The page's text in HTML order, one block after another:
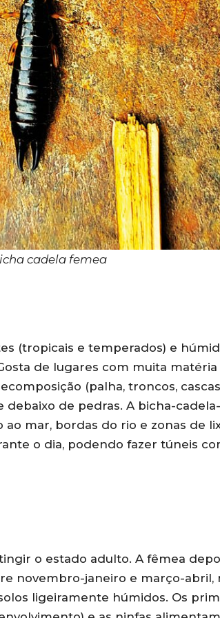
cadela femea
(tropicais e temperados) e
de lugares com muita matéria
(palha, troncos,
debaixo de pedras. A bicha-
mar, bordas do rio e zonas de
o dia, podendo fazer túneis
o estado adulto. A fêmea
novembro-janeiro e março-
ligeiramente húmidos. Os